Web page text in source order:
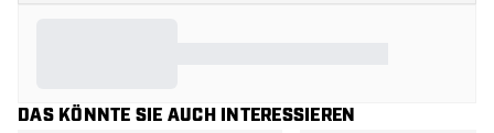
DAS KÖNNTE SIE AUCH INTERESSIEREN